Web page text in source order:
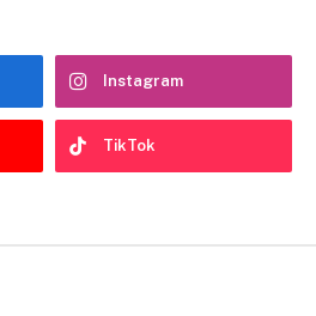
Instagram
TikTok